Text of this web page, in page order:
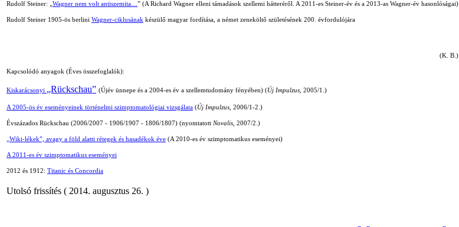
Rudolf Steiner: Wagner nem volt antiszemita… ” (A Richard Wagner elleni támadások szellemi hátteréről. A 2011-es Steiner-év és a 2013-as Wagner-év hasonlóságai)
Rudolf Steiner 1905-ös berlini Wagner-ciklusának készülő magyar fordítása, a német zeneköltő születésének 200. évfordulójára
(K. B.)
Kapcsolódó anyagok (Éves összefoglalók):
Kiskarácsonyi „Rückschau” (Újév ünnepe és a 2004-es év a szellemtudomány fényében) (Új Impulzus , 2005/1.)
A 2005-ös év eseményeinek történelmi szimptomatológiai vizsgálata (Új Impulzus , 2006/1 -2.)
Évszázados Rückschau (2006/2007 - 1906/1907 - 1806/1807) (nyomtatott Novalis , 2007/2.)
„Wiki-lékek”, avagy a föld alatti rétegek és hasadékok éve (A 2010-es év szimptomatikus eseményei)
A 2011-es év szimptomatikus eseményei
2012 és 1912: Titanic és Concordia
Utolsó frissítés ( 2014. augusztus 26. )